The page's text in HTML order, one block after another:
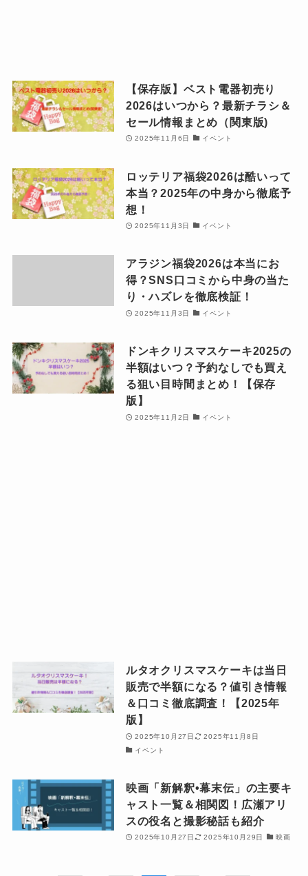
【保存版】ベスト電器初売り
2026はいつから？最新チラシ＆
セール情報まとめ（関東版)
2025年11月6日 イベント
ロッテリア福袋2026は酷いって
本当？2025年の中身から徹底予
想！
2025年11月3日 イベント
アラジン福袋2026は本当にお
得？SNS口コミから中身の当た
り・ハズレを徹底検証！
2025年11月3日 イベント
ドンキクリスマスケーキ2025の
半額はいつ？予約なしでも買え
る狙い目時間まとめ！【保存
版】
2025年11月2日 イベント
ルタオクリスマスケーキは当日
販売で半額になる？値引き情報
＆口コミ徹底調査！【2025年
版】
2025年10月27日
2025年11月8日
イベント
映画「新解釈•幕末伝」の主要キ
ャスト一覧＆相関図！広瀬アリ
スの役名と撮影秘話も紹介
2025年10月27日 2025年10月29日 映画